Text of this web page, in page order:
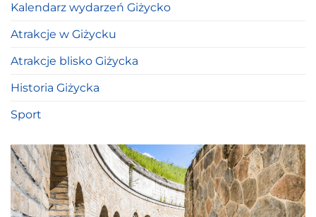
Kalendarz wydarzeń Giżycko
Atrakcje w Giżycku
Atrakcje blisko Giżycka
Historia Giżycka
Sport